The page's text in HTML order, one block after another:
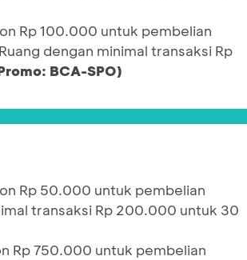
Rp 100.000 untuk pembelian
dengan minimal transaksi Rp
BCA-SPO)
Rp 50.000 untuk pembelian
transaksi Rp 200.000 untuk 30
Rp 750.000 untuk pembelian